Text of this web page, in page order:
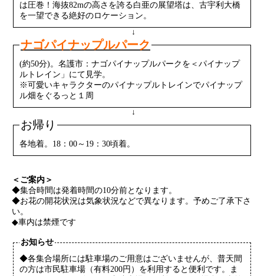
は圧巻！海抜82mの高さを誇る白亜の展望塔は、古宇利大橋
を一望できる絶好のロケーション。
↓
ナゴパイナップルパーク
(約50分)。名護市：ナゴパイナップルパークを＜パイナップ
ルトレイン」にて見学。
※可愛いキャラクターのパイナップルトレインでパイナップ
ル畑をぐるっと１周
↓
お帰り
各地着。18：00～19：30頃着。
＜ご案内＞
◆集合時間は発着時間の10分前となります。
◆お花の開花状況は気象状況などで異なります。予めご了承下さ
い。
◆車内は禁煙です
お知らせ
◆各集合場所には駐車場のご用意はございませんが、普天間
の方は市民駐車場（有料200円）を利用すると便利です。ま